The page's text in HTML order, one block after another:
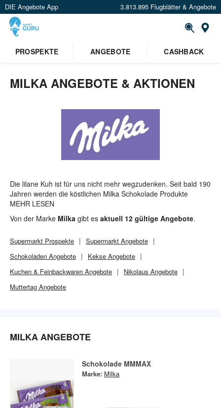
DIE Angebote App 3.813.895 Flugblätter & Angebote
PROSPEKTE
ANGEBOTE CASHBACK
MILKA ANGEBOTE & AKTIONEN
Die lilane Kuh ist für uns nicht mehr wegzudenken. Seit bald 190
Jahren werden die köstlichen Milka Schokolade Produkte
hergestellt und erfreuen damit Groß und Klein.
MEHR LESEN
Von der Marke Milka gibt es aktuell 12 gültige Angebote.
Supermarkt Prospekte Supermarkt Angebote
Schokoladen Angebote
Kekse Angebote
Kuchen & Feinbackwaren Angebote
Nikolaus Angebote
Muttertag Angebote
MILKA ANGEBOTE
Schokolade MMMAX
Marke: Milka